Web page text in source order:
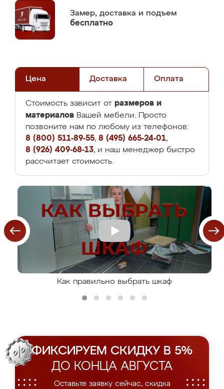
Замер, доставка и подъем
бесплатно
Цена Доставка Оплата
Стоимость зависит от размеров и
материалов Вашей мебели. Просто
позвоните нам по любому из телефонов:
8 (800) 511-89-55, 8 (495) 665-24-01,
8 (926) 409-68-13, и наш менеджер быстро
рассчитает стоимость.
Как правильно выбрать шкаф
ФИКСИРУЕМ СКИДКУ В 5%
ДО КОНЦА АВГУСТА
Оставьте заявку сейчас, скидка